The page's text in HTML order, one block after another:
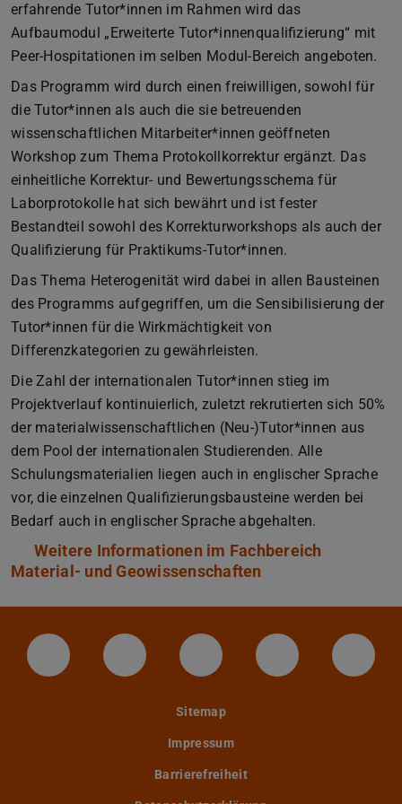
erfahrende Tutor*innen im Rahmen wird das
Aufbaumodul „Erweiterte Tutor*innenqualifizierung“ mit
Peer-Hospitationen im selben Modul-Bereich angeboten.
Das Programm wird durch einen freiwilligen, sowohl für
die Tutor*innen als auch die sie betreuenden
wissenschaftlichen Mitarbeiter*innen geöffneten
Workshop zum Thema Protokollkorrektur ergänzt. Das
einheitliche Korrektur- und Bewertungsschema für
Laborprotokolle hat sich bewährt und ist fester
Bestandteil sowohl des Korrekturworkshops als auch der
Qualifizierung für Praktikums-Tutor*innen.
Das Thema Heterogenität wird dabei in allen Bausteinen
des Programms aufgegriffen, um die Sensibilisierung der
Tutor*innen für die Wirkmächtigkeit von
Differenzkategorien zu gewährleisten.
Die Zahl der internationalen Tutor*innen stieg im
Projektverlauf kontinuierlich, zuletzt rekrutierten sich 50%
der materialwissenschaftlichen (Neu-)Tutor*innen aus
dem Pool der internationalen Studierenden. Alle
Schulungsmaterialien liegen auch in englischer Sprache
vor, die einzelnen Qualifizierungsbausteine werden bei
Bedarf auch in englischer Sprache abgehalten.
Weitere Informationen im Fachbereich
Material- und Geowissenschaften
LinkedIn-Seite der TU Darmstadt
Instagram-Kanal der TU
Bluesky-Kanal der TU
Facebook-
Sitemap
Impressum
Barrierefreiheit